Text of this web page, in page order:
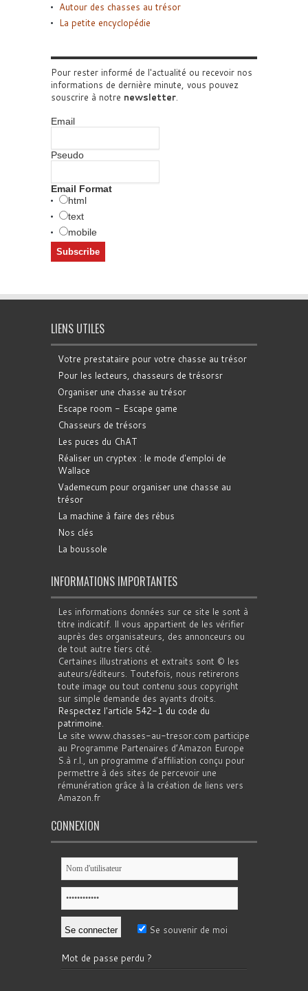
Autour des chasses au trésor
La petite encyclopédie
Pour rester informé de l'actualité ou recevoir nos
informations de dernière minute, vous pouvez
souscrire à notre newsletter.
Email
Pseudo
Email Format
html
text
mobile
LIENS UTILES
Votre prestataire pour votre chasse au trésor
Pour les lecteurs, chasseurs de trésorsr
Organiser une chasse au trésor
Escape room - Escape game
Chasseurs de trésors
Les puces du ChAT
Réaliser un cryptex : le mode d'emploi de
Wallace
Vademecum pour organiser une chasse au
trésor
La machine à faire des rébus
Nos clés
La boussole
INFORMATIONS IMPORTANTES
Les informations données sur ce site le sont à
titre indicatif. Il vous appartient de les vérifier
auprès des organisateurs, des annonceurs ou
de tout autre tiers cité.
Certaines illustrations et extraits sont © les
auteurs/éditeurs. Toutefois, nous retirerons
toute image ou tout contenu sous copyright
sur simple demande des ayants droits.
Respectez l'article 542-1 du code du
patrimoine.
Le site www.chasses-au-tresor.com participe
au Programme Partenaires d’Amazon Europe
S.à r.l., un programme d’affiliation conçu pour
permettre à des sites de percevoir une
rémunération grâce à la création de liens vers
Amazon.fr
CONNEXION
Se souvenir de moi
Mot de passe perdu ?